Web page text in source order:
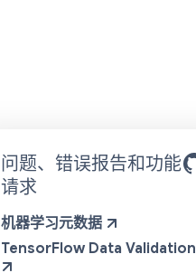
问题、错误报告和功能
请求
机器学习元数据
TensorFlow Data Validation